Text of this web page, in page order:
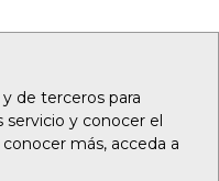
de terceros para
servicio y conocer el
más, acceda a